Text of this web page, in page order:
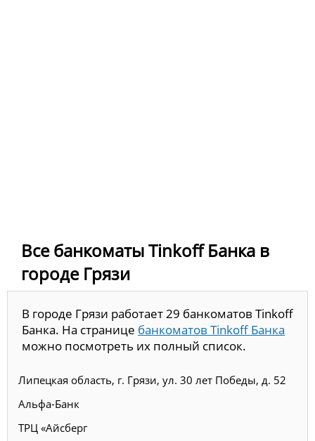
Все банкоматы Tinkoff Банка в
городе Грязи
В городе Грязи работает 29 банкоматов Tinkoff
Банка. На странице банкоматов Tinkoff Банка
можно посмотреть их полный список.
Липецкая область, г. Грязи, ул. 30 лет Победы, д. 52
Альфа-Банк
ТРЦ «Айсберг